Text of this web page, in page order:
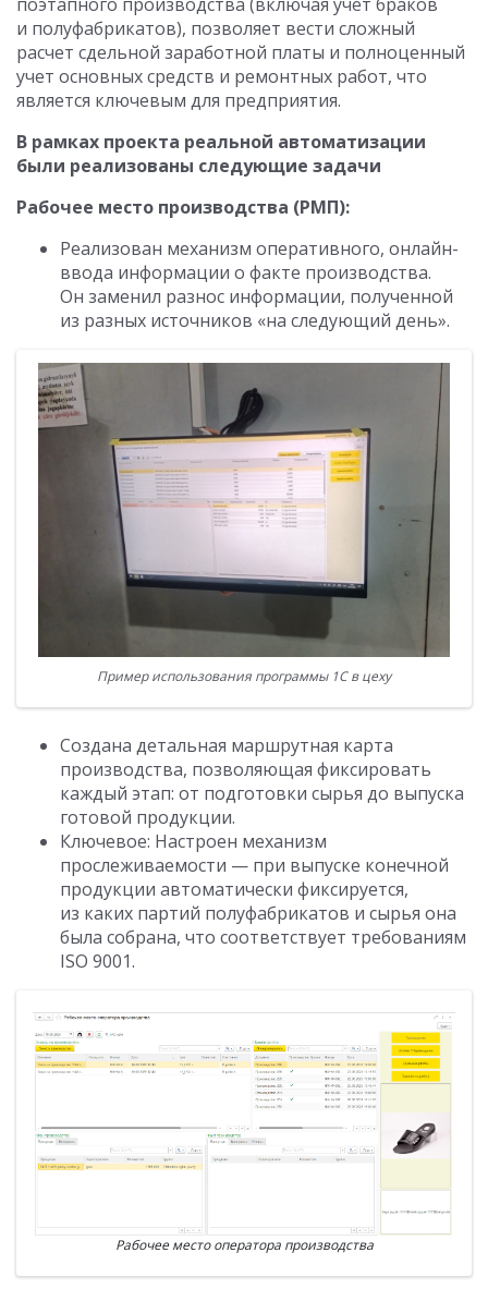
и полуфабрикатов), позволяет вести сложный
расчет сдельной заработной платы и полноценный
учет основных средств и ремонтных работ, что
является ключевым для предприятия.
В рамках проекта реальной автоматизации
были реализованы следующие задачи
Рабочее место производства (РМП):
Реализован механизм оперативного, онлайн-
ввода информации о факте производства.
Он заменил разнос информации, полученной
из разных источников «на следующий день».
Пример использования программы 1С в цеху
Создана детальная маршрутная карта
производства, позволяющая фиксировать
каждый этап: от подготовки сырья до выпуска
готовой продукции.
Ключевое: Настроен механизм
прослеживаемости — при выпуске конечной
продукции автоматически фиксируется,
из каких партий полуфабрикатов и сырья она
была собрана, что соответствует требованиям
ISO 9001.
Рабочее место оператора производства